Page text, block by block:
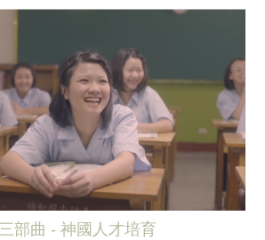
部曲 - 神國人才培育